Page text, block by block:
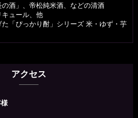
酒」、帝松純米酒、などの清酒
ュール、他
「ぴっかり酎」シリーズ 米・ゆず・芋
アクセス